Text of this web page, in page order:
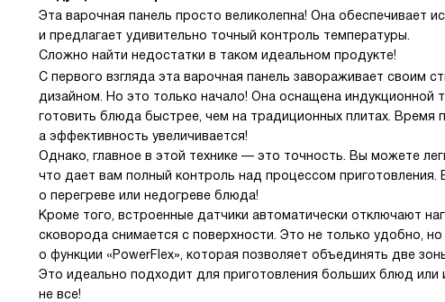
Эта варочная панель просто великолепна! Она обеспечивает
и предлагает удивительно точный контроль температуры.
Сложно найти недостатки в таком идеальном продукте!
С первого взгляда эта варочная панель завораживает своим
дизайном. Но это только начало! Она оснащена индукционной
готовить блюда быстрее, чем на традиционных плитах. Время
а эффективность увеличивается!
Однако, главное в этой технике — это точность. Вы можете
что дает вам полный контроль над процессом приготовления.
о перегреве или недогреве блюда!
Кроме того, встроенные датчики автоматически отключают
сковорода снимается с поверхности. Это не только удобно,
о функции «PowerFlex», которая позволяет объединять две
Это идеально подходит для приготовления больших блюд или
не все!